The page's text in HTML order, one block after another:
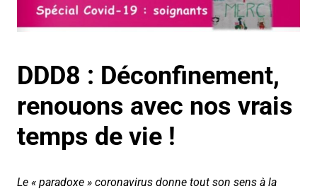
DDD8 : Déconfinement,
renouons avec nos vrais
temps de vie !
Le « paradoxe » coronavirus donne tout son sens à la